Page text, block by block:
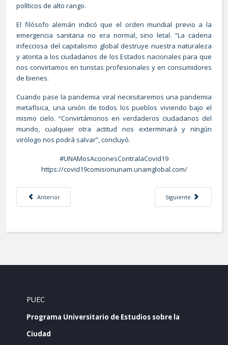
políticos de alto rango.
El filósofo alemán indicó que el orden mundial previo a la
emergencia sanitaria no era normal, sino letal. “La cadena
infecciosa del capitalismo global destruye nuestra naturaleza
y atonta a los ciudadanos de los Estados nacionales para que
nos convirtamos en turistas profesionales y en consumidores
de bienes.
Cuando pase la pandemia viral necesitaremos una pandemia
metafísica, una unión de todos los pueblos viviendo bajo el
mismo cielo. “Convirtámonos en verdaderos ciudadanos del
mundo, cualquier otra actitud nos exterminará y ningún
virólogo nos podrá salvar”, concluyó.
#UNAMosAccionesContralaCovid19
https://covid19comisionunam.unamglobal.com/
Artículo anterior: AVANZA EN LA UNAM VACUNA CONTRA SARS-CoV-2
Anterior Artículo siguiente:
Siguiente
PUEC
Programa Universitario de Estudios sobre la
Ciudad